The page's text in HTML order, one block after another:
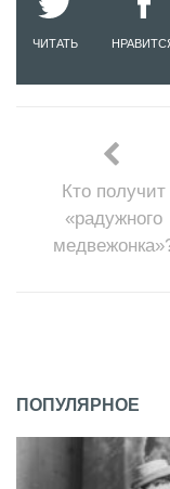
ЧИТАТЬ
Кто получит
«радужного
ПОПУЛЯРНОЕ